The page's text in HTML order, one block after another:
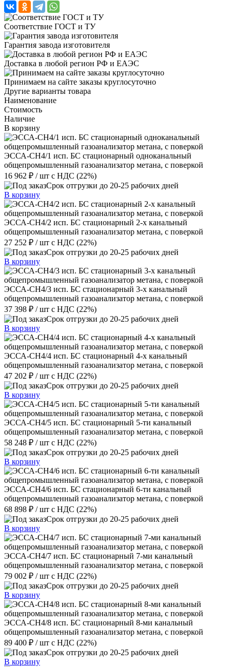
Соответствие ГОСТ и ТУ
Гарантия завода изготовителя
Доставка в любой регион РФ и ЕАЭС
Принимаем на сайте заказы круглосуточно
Другие варианты товара
Наименование
Стоимость
Наличие
В корзину
ЭССА-СН4/1 исп. БС стационарный одноканальный
общепромышленный газоанализатор метана, с поверкой
16 962 ₽ / шт с НДС (22%)
Срок отгрузки до 20-25 рабочих дней
В корзину
ЭССА-CH4/2 исп. БС стационарный 2-х канальный
общепромышленный газоанализатор метана, с поверкой
27 252 ₽ / шт с НДС (22%)
Срок отгрузки до 20-25 рабочих дней
В корзину
ЭССА-CH4/3 исп. БС стационарный 3-х канальный
общепромышленный газоанализатор метана, с поверкой
37 398 ₽ / шт с НДС (22%)
Срок отгрузки до 20-25 рабочих дней
В корзину
ЭССА-CH4/4 исп. БС стационарный 4-х канальный
общепромышленный газоанализатор метана, с поверкой
47 202 ₽ / шт с НДС (22%)
Срок отгрузки до 20-25 рабочих дней
В корзину
ЭССА-CH4/5 исп. БС стационарный 5-ти канальный
общепромышленный газоанализатор метана, с поверкой
58 248 ₽ / шт с НДС (22%)
Срок отгрузки до 20-25 рабочих дней
В корзину
ЭССА-CH4/6 исп. БС стационарный 6-ти канальный
общепромышленный газоанализатор метана, с поверкой
68 898 ₽ / шт с НДС (22%)
Срок отгрузки до 20-25 рабочих дней
В корзину
ЭССА-CH4/7 исп. БС стационарный 7-ми канальный
общепромышленный газоанализатор метана, с поверкой
79 002 ₽ / шт с НДС (22%)
Срок отгрузки до 20-25 рабочих дней
В корзину
ЭССА-CH4/8 исп. БС стационарный 8-ми канальный
общепромышленный газоанализатор метана, с поверкой
89 400 ₽ / шт с НДС (22%)
Срок отгрузки до 20-25 рабочих дней
В корзину